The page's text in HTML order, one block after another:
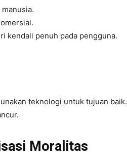
kendali penuh pada pengguna.
teknologi untuk tujuan baik.
Moralitas